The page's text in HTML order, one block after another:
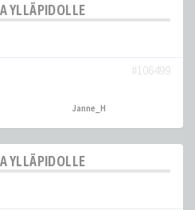
YLLÄPIDOLLE
#106499
Janne_H
YLLÄPIDOLLE